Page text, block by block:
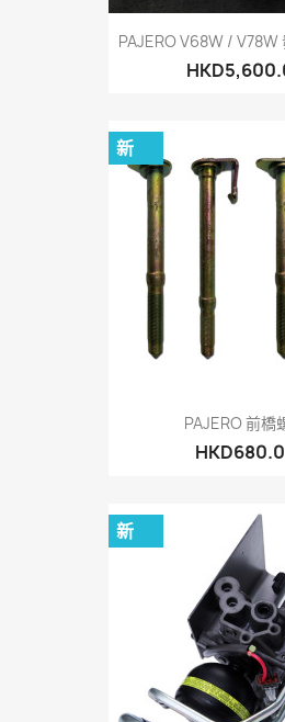
PAJERO V68W / V78W
PAJERO 前橋
新
新